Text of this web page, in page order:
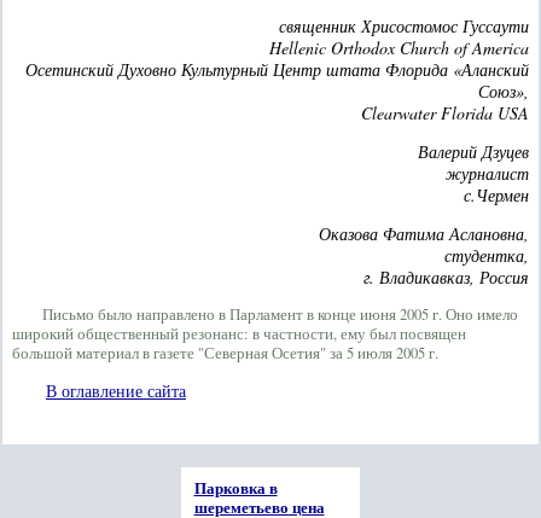
священник Хрисостомос Гуссаути
Hellenic Orthodox Church of America
Осетинский Духовно Культурный Центр штата Флорида «Аланский
Союз»,
Clearwater Florida USA
Валерий Дзуцев
журналист
с.Чермен
Оказова Фатима Аслановна,
студентка,
г. Владикавказ, Россия
Письмо было направлено в Парламент в конце июня 2005 г. Оно имело
широкий общественный резонанс: в частности, ему был посвящен
большой материал в газете "Северная Осетия" за 5 июля 2005 г.
В оглавление сайта
Парковка в
шереметьево цена